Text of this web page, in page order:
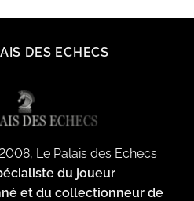
DES ECHECS
Le Palais des Echecs
du joueur
et du collectionneur de